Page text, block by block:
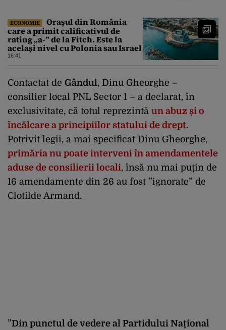
ECONOMIE
Orașul din România
care a primit calificativul de
rating „a-” de la Fitch. Este la
același nivel cu Polonia sau Israel
16:41
Contactat de Gândul, Dinu Gheorghe –
consilier local PNL Sector 1 – a declarat, în
exclusivitate, că totul reprezintă un abuz și o
încălcare a principiilor statului de drept.
Potrivit legii, a mai specificat Dinu Gheorghe,
primăria nu poate interveni în amendamentele
aduse de consilierii locali, însă nu mai puțin de
16 amendamente din 26 au fost ”ignorate” de
Clotilde Armand.
”Din punctul de vedere al Partidului Național